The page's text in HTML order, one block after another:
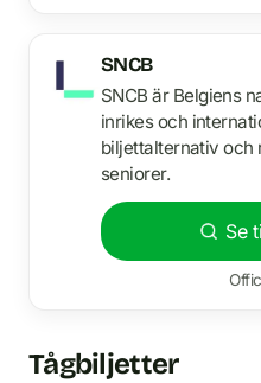
SNCB
SNCB är Belgiens
inrikes och
biljettalternativ och
seniorer.
Se
Tågbiljetter